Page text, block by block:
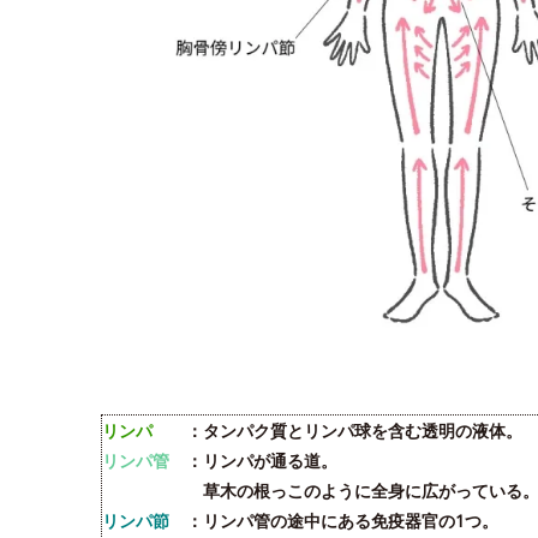
リンパ：タンパク質とリンパ球を含む透明の液体。
リンパ管 ：リンパが通る道。
草木の根っこのように全身に広がっている。
リンパ節 ：リンパ管の途中にある免疫器官の1つ。